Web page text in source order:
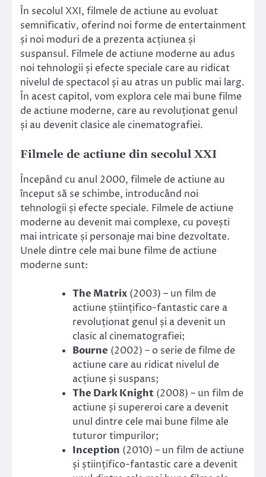
În secolul XXI, filmele de actiune au evoluat
semnificativ, oferind noi forme de entertainment
și noi moduri de a prezenta acțiunea și
suspansul. Filmele de actiune moderne au adus
noi tehnologii și efecte speciale care au ridicat
nivelul de spectacol și au atras un public mai larg.
În acest capitol, vom explora cele mai bune filme
de actiune moderne, care au revoluționat genul
și au devenit clasice ale cinematografiei.
Filmele de actiune din secolul XXI
Începând cu anul 2000, filmele de actiune au
început să se schimbe, introducând noi
tehnologii și efecte speciale. Filmele de actiune
moderne au devenit mai complexe, cu povești
mai intricate și personaje mai bine dezvoltate.
Unele dintre cele mai bune filme de actiune
moderne sunt:
The Matrix (2003) – un film de
actiune științifico-fantastic care a
revoluționat genul și a devenit un
clasic al cinematografiei;
Bourne (2002) – o serie de filme de
actiune care au ridicat nivelul de
acțiune și suspans;
The Dark Knight (2008) – un film de
actiune și supereroi care a devenit
unul dintre cele mai bune filme ale
tuturor timpurilor;
Inception (2010) – un film de actiune
și științifico-fantastic care a devenit